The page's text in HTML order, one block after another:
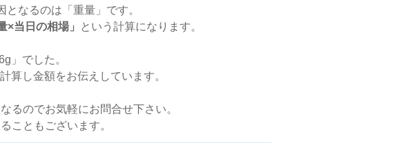
なるのは「重量」です。
×当日の相場」 という計算になります。
」でした。
算し金額をお伝えしています。
るのでお気軽にお問合せ下さい。
こともございます。